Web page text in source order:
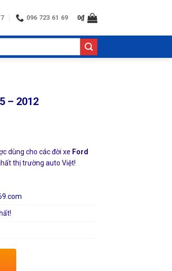
096 723 61 69 0₫
– 2012
dùng cho các đời xe Ford
thị trường auto Việt!